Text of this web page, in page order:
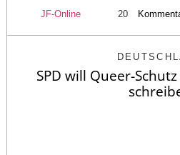
JF-Online 20
SPD will Queer-